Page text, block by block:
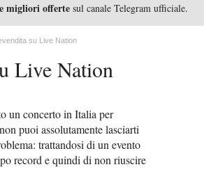
migliori offertesul canale Telegram ufficiale.
su Live Nation
Live Nation
un concerto in Italia per
puoi assolutamente lasciarti
trattandosi di un evento
record e quindi di non riuscire